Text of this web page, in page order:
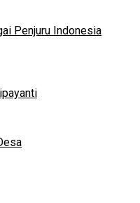
Penjuru Indonesia